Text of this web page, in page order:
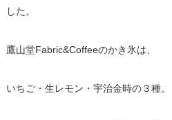
した。
鷹山堂Fabric&Coffeeのかき氷は、
いちご・生レモン・宇治金時の３種。